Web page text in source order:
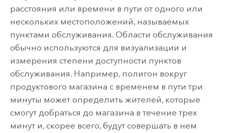
расстояния или времени в пути от одного или
нескольких местоположений, называемых
пунктами обслуживания. Области обслуживания
обычно используются для визуализации и
измерения степени доступности пунктов
обслуживания. Например, полигон вокруг
продуктового магазина с временем в пути три
минуты может определить жителей, которые
смогут добраться до магазина в течение трех
минут и, скорее всего, будут совершать в нем